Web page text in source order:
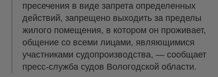
пресечения в виде запрета определенных
действий, запрещено выходить за пределы
жилого помещения, в котором он проживает,
общение со всеми лицами, являющимися
участниками судопроизводства, — сообщает
пресс-служба судов Вологодской области.